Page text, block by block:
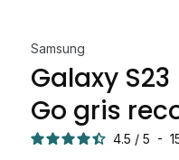
Samsung
Galaxy
Go gris
4.5 / 5 -